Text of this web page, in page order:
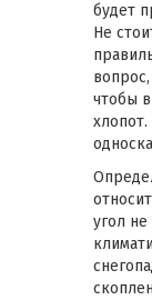
будет
Не
чтобы
угол